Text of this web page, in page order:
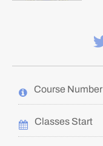
Course Number
Classes Start